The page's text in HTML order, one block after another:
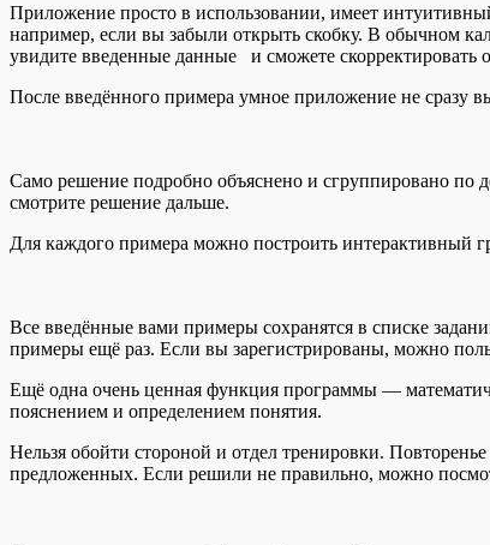
Приложение просто в использовании, имеет
например, если вы забыли открыть скобку. В обычном
увидите введенные данные и сможете скорректировать
После введённого примера умное приложение не сразу
Само решение подробно объяснено и сгруппировано по
смотрите решение дальше.
Для каждого примера можно построить интерактивный
Все введённые вами примеры сохранятся в списке
примеры ещё раз. Если вы зарегистрированы, можно
Ещё одна очень ценная функция программы —
пояснением и определением понятия.
Нельзя обойти стороной и отдел тренировки.
предложенных. Если решили не правильно, можно